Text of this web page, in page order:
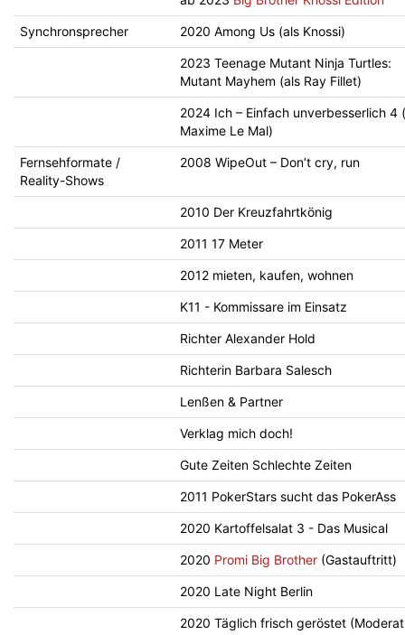
Synchronsprecher 2020 Among Us (als Knossi)
2023 Teenage Mutant Ninja Turtles:
Mutant Mayhem (als Ray Fillet)
2024 Ich – Einfach unverbesserlich 4
Maxime Le Mal)
Fernsehformate /
Reality-Shows
2008 WipeOut – Don’t cry, run
2010 Der Kreuzfahrtkönig
2011 17 Meter
2012 mieten, kaufen, wohnen
K11 - Kommissare im Einsatz
Richter Alexander Hold
Richterin Barbara Salesch
Lenßen & Partner
Verklag mich doch!
Gute Zeiten Schlechte Zeiten
2011 PokerStars sucht das PokerAss
2020 Kartoffelsalat 3 - Das Musical
2020 Promi Big Brother (Gastauftritt)
2020 Late Night Berlin
2020 Täglich frisch geröstet